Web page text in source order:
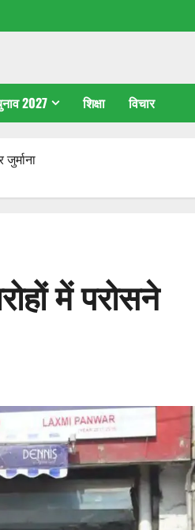
2027 शिक्षा विचार
में परोसने